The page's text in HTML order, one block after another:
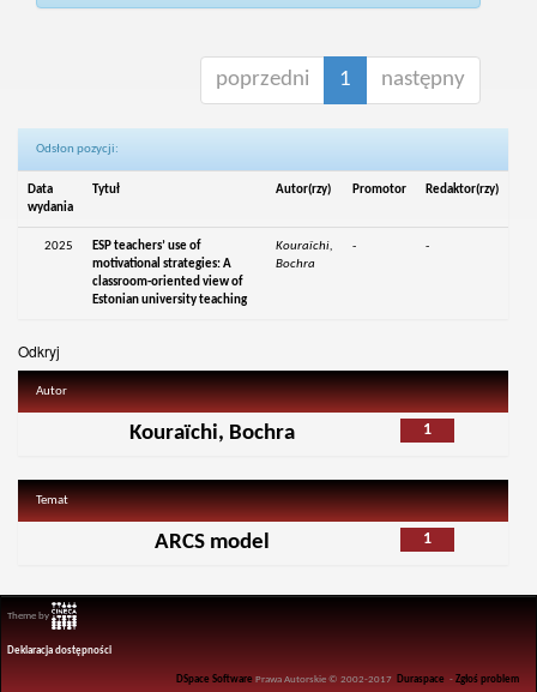
poprzedni 1 następny
Odsłon pozycji:
Data
wydania
Tytuł Autor(rzy) Promotor Redaktor(rzy)
2025
ESP teachers’ use of
motivational strategies: A
classroom-oriented view of
Estonian university teaching
Kouraïchi,
Bochra
- -
Odkryj
Autor
1
Kouraïchi, Bochra
Temat
1
ARCS model
Theme by
Deklaracja dostępności
DSpace Software Prawa Autorskie © 2002-2017 Duraspace -Zgłoś problem